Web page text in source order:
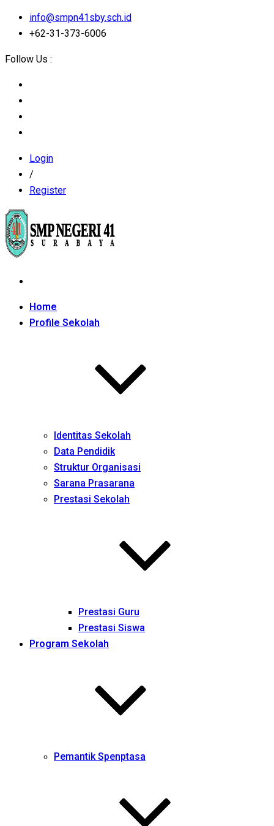
info@smpn41sby.sch.id
+62-31-373-6006
Follow Us :
Login
/
Register
Home
Profile Sekolah
Identitas Sekolah
Data Pendidik
Struktur Organisasi
Sarana Prasarana
Prestasi Sekolah
Prestasi Guru
Prestasi Siswa
Program Sekolah
Pemantik Spenptasa